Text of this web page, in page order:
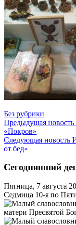
Без рубрики
Предыдущая новость
«Покров»
Следующая новость
от бед»
Сегодняшний
Пятница, 7 августа
Седмица 10-я по
матери Пресвятой